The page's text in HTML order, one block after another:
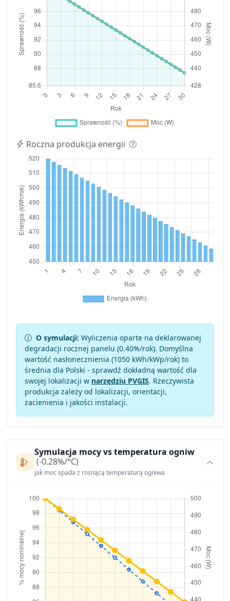
Roczna produkcja energii
O symulacji: Wyliczenia oparte na deklarowanej
degradacji rocznej panelu (0.40%/rok). Domyślna
wartość nasłonecznienia (1050 kWh/kWp/rok) to
średnia dla Polski - sprawdź dokładną wartość dla
swojej lokalizacji w narzędziu PVGIS. Rzeczywista
produkcja zależy od lokalizacji, orientacji,
zacienienia i jakości instalacji.
Symulacja mocy vs temperatura ogniw
(-0.28%/°C)
jak moc spada z rosnącą temperaturą ogniwa